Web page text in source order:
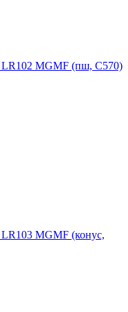
MGMF (пш, C570)
MGMF (конус,